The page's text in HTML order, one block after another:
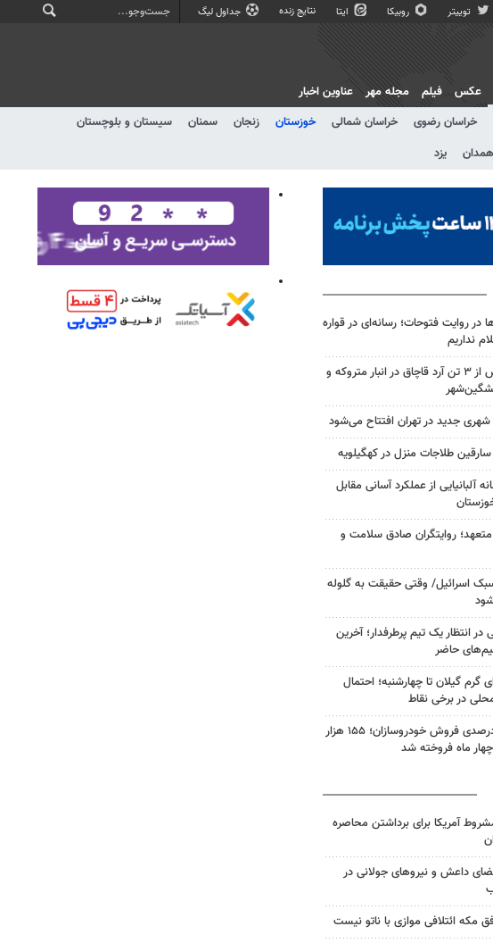
توییتر روبیکا ایتا نتایج زنده جداول لیگ
خراسان رضوی خراسان شمالی خوزستان زنجان سمنان
سیستان و بلوچستان
همدان یزد
عکس فیلم مجله مهر عناوین اخبار
در روایت فتوحات؛ رسانه‌ای در قواره
نداریم
کشف بیش از ۳ تن آرد قاچاق در انبار متروکه و
شهری جدید در تهران افتتاح می‌شود
طلاجات منزل در کهگیلویه
آلبانیایی از عملکرد آسانی مقابل
متعهد؛ روایتگران صادق سلامت و
اسرائیل/ وقتی حقیقت به گلوله
انتظار یک تیم پرطرفدار؛ آخرین
حاضر
گرم گیلان تا چهارشنبه؛ احتمال
در برخی نقاط
افت ۳۴ درصدی فروش خودروسازان؛ ۱۵۵ هزار
ماه فروخته شد
آمریکا برای برداشتن محاصره
داعش و نیروهای جولانی در
مکه ائتلافی موازی با ناتو نیست